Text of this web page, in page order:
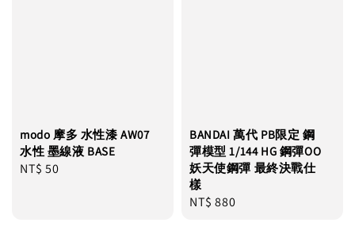
modo 摩多 水性漆 AW07
水性 墨線液 BASE
Regular
NT$ 50
BANDAI 萬代 PB限定 鋼
彈模型 1/144 HG 鋼彈OO
妖天使鋼彈 最終決戰仕
樣
Regular
NT$ 880